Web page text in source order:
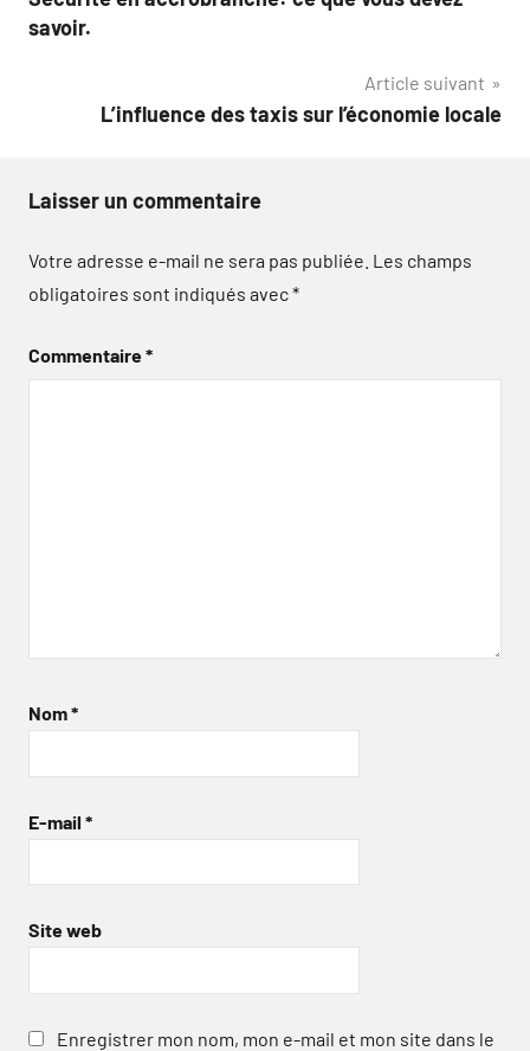
de
savoir.
Article suivant
L’influence des taxis sur l’économie locale
Laisser un commentaire
Votre adresse e-mail ne sera pas publiée. Les champs
obligatoires sont indiqués avec*
Commentaire*
Nom*
E-mail *
Site web
Enregistrer mon nom, mon e-mail et mon site dans le